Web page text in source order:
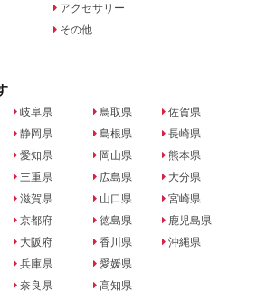
アクセサリー
その他
岐阜県
静岡県
愛知県
三重県
滋賀県
京都府
大阪府
兵庫県
奈良県
鳥取県
島根県
岡山県
広島県
山口県
徳島県
香川県
愛媛県
高知県
佐賀県
長崎県
熊本県
大分県
宮崎県
鹿児島県
沖縄県